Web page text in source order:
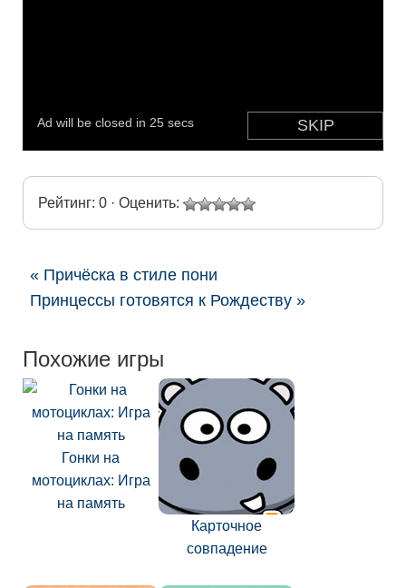
Рейтинг: 0 · Оценить:
« Причёска в стиле пони
Принцессы готовятся к Рождеству »
Похожие игры
Гонки на
мотоциклах: Игра
на память
Карточное
совпадение